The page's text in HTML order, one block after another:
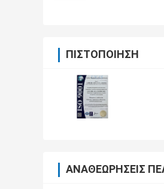
ΠΙΣΤΟΠΟΊΗΣΗ
ΑΝΑΘΕΩΡΉΣΕΙΣ